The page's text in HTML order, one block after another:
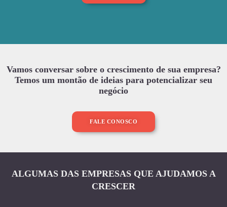
Vamos conversar sobre o crescimento de sua empresa?
Temos um montão de ideias para potencializar seu
negócio
FALE CONOSCO
ALGUMAS DAS EMPRESAS QUE AJUDAMOS A
CRESCER